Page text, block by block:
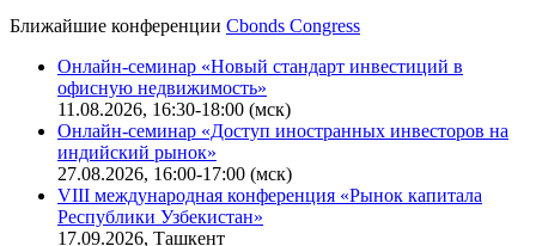
Поиск котировок облигаций
Ближайшие конференцииCbonds Congress
Онлайн-семинар «Новый стандарт инвестиций в
офисную недвижимость»
11.08.2026, 16:30-18:00 (мск)
Онлайн-семинар «Доступ иностранных инвесторов на
индийский рынок»